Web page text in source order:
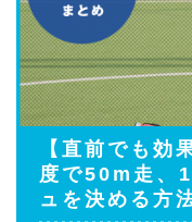
【直前でも効
度で50m走、
ュを決める方